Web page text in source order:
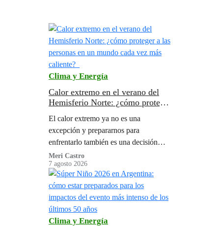
Clima y Energía
Calor extremo en el verano del
Hemisferio Norte: ¿cómo proteger
vez más caliente?
El calor extremo ya no es una
excepción y prepararnos para
enfrentarlo también es una decisión
política.
Meri Castro
7 agosto 2026
Clima y Energía